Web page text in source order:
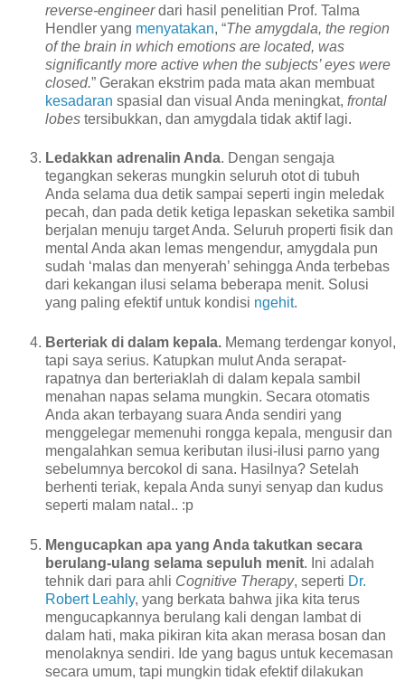
reverse-engineerdari hasil penelitian Prof. Talma
Hendler yang menyatakan, “The amygdala, the region
of the brain in which emotions are located, was
significantly more active when the subjects’ eyes were
closed.” Gerakan ekstrim pada mata akan membuat
kesadaran spasial dan visual Anda meningkat, frontal
lobes tersibukkan, dan amygdala tidak aktif lagi.
Ledakkan adrenalin Anda. Dengan sengaja
tegangkan sekeras mungkin seluruh otot di tubuh
Anda selama dua detik sampai seperti ingin meledak
pecah, dan pada detik ketiga lepaskan seketika sambil
berjalan menuju target Anda. Seluruh properti fisik dan
mental Anda akan lemas mengendur, amygdala pun
sudah ‘malas dan menyerah’ sehingga Anda terbebas
dari kekangan ilusi selama beberapa menit. Solusi
yang paling efektif untuk kondisi ngehit.
Berteriak di dalam kepala. Memang terdengar konyol,
tapi saya serius. Katupkan mulut Anda serapat-
rapatnya dan berteriaklah di dalam kepala sambil
menahan napas selama mungkin. Secara otomatis
Anda akan terbayang suara Anda sendiri yang
menggelegar memenuhi rongga kepala, mengusir dan
mengalahkan semua keributan ilusi-ilusi parno yang
sebelumnya bercokol di sana. Hasilnya? Setelah
berhenti teriak, kepala Anda sunyi senyap dan kudus
seperti malam natal.. :p
Mengucapkan apa yang Anda takutkan secara
berulang-ulang selama sepuluh menit. Ini adalah
tehnik dari para ahli Cognitive Therapy, seperti Dr.
Robert Leahly, yang berkata bahwa jika kita terus
mengucapkannya berulang kali dengan lambat di
dalam hati, maka pikiran kita akan merasa bosan dan
menolaknya sendiri. Ide yang bagus untuk kecemasan
secara umum, tapi mungkin tidak efektif dilakukan